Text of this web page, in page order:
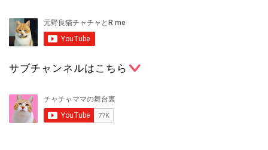
サブチャンネルはこちら